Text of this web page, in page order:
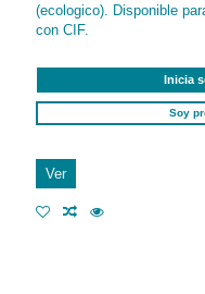
(ecologico). Disponible
con CIF.
Inicia
Soy
Ver